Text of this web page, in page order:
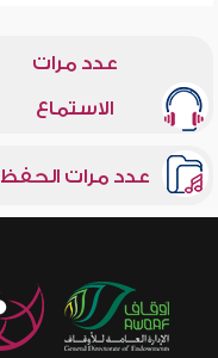
عدد مرات
الاستماع
عدد مرات الحفظ